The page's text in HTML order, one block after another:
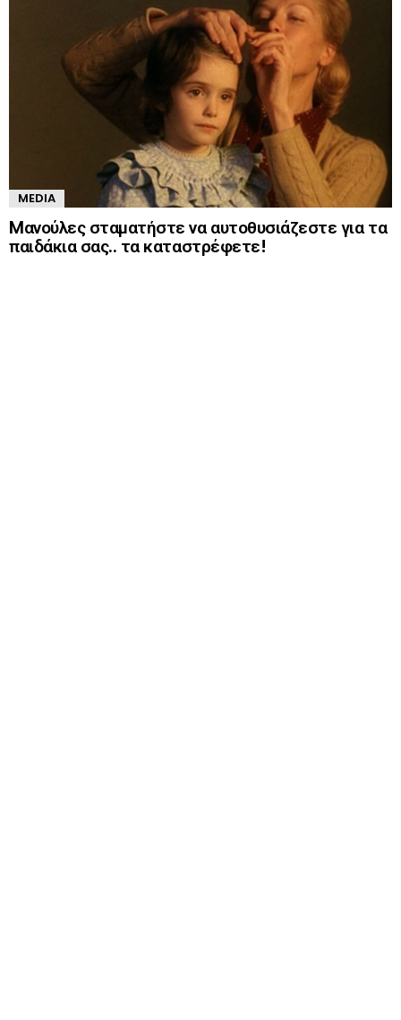
MEDIA
Mανούλες σταματήστε να αυτοθυσιάζεστε για τα
παιδάκια σας.. τα καταστρέφετε!